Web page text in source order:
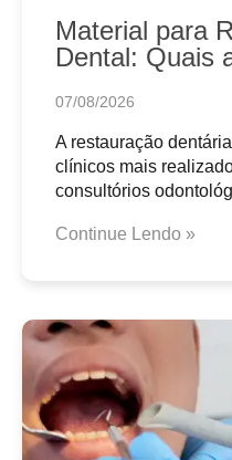
Material para
Dental: Quais
07/08/2026
A restauração
clínicos mais
consultórios
Continue Lendo »